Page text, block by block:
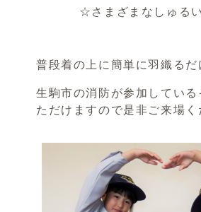
☆さまざまなしゅるい
普段着の上に簡単に羽織る
生駒市の消防が参加してい
ただけますので是非ご来場く